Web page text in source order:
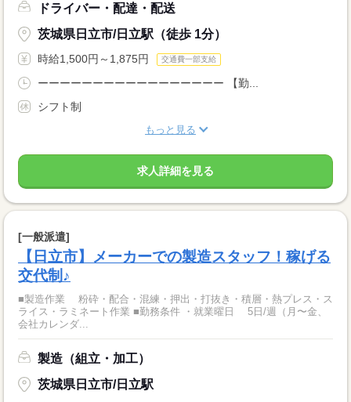
ドライバー・配達・配送
茨城県日立市/日立駅（徒歩 1分）
時給1,500円～1,875円 交通費一部支給
ーーーーーーーーーーーーーーーーー 【勤...
シフト制
もっと見る
求人詳細を見る
[一般派遣]
【日立市】メーカーでの製造スタッフ！稼げる
交代制♪
■製造作業 粉砕・配合・混練・押出・打抜き・積層・熱プレス・ス
ライス・ラミネート作業 ■勤務条件 ・就業曜日 5日/週（月〜金、
会社カレンダ...
製造（組立・加工）
茨城県日立市/日立駅